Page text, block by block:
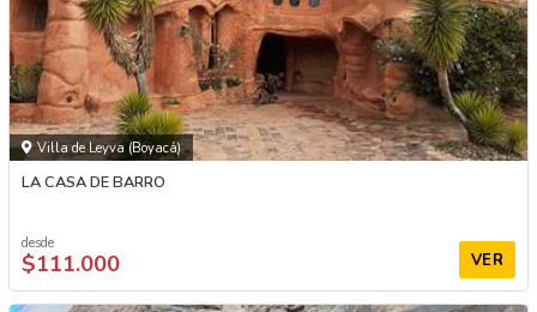
Villa de Leyva (Boyacá)
LA CASA DE BARRO
desde
$111.000 VER